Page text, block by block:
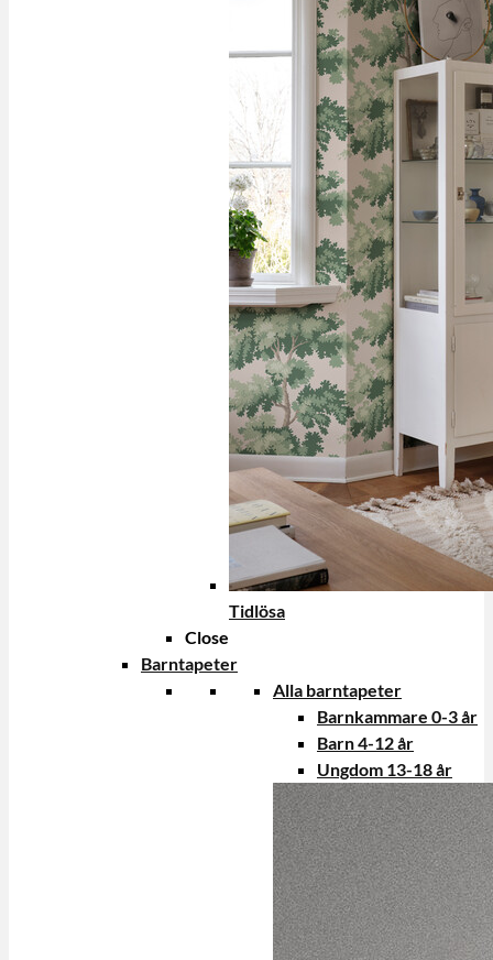
Tidlösa
Close
Barntapeter
Alla barntapeter
Barnkammare 0-3 år
Barn 4-12 år
Ungdom 13-18 år